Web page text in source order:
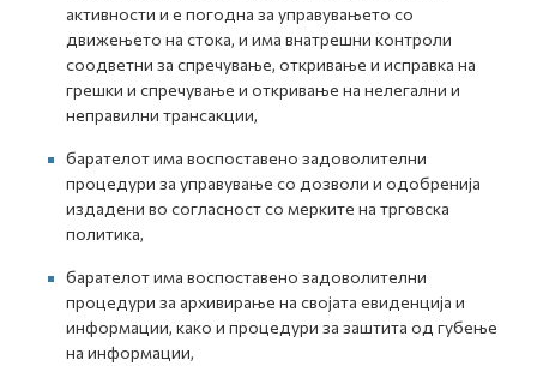
активности и е погодна за управувањето со
движењето на стока, и има внатрешни контроли
соодветни за спречување, откривање и исправка на
грешки и спречување и откривање на нелегални и
неправилни трансакции,
барателот има воспоставено задоволителни
процедури за управување со дозволи и одобренија
издадени во согласност со мерките на трговска
политика,
барателот има воспоставено задоволителни
процедури за архивирање на својата евиденција и
информации, како и процедури за заштита од губење
на информации,